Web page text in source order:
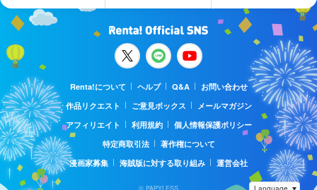
Renta!について ヘルプ Q&A
お問い合わせ
作品リクエスト
ご意見ボックス
メールマガジン
アフィリエイト
利用規約
個人情報保護ポリシー
特定商取引法
著作権について
漫画家募集
海賊版に対する取り組み 運営会社
© PAPYLESS